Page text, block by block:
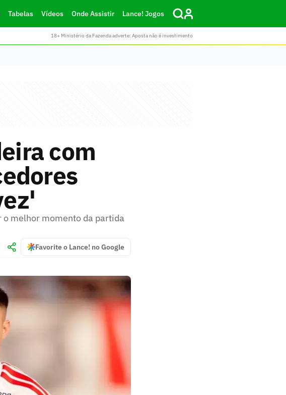
Tabelas Vídeos Onde Assistir Lance! Jogos
18+ Ministério da Fazenda adverte: Aposta não é investimento
com
o melhor momento da partida
Favorite o Lance! no Google